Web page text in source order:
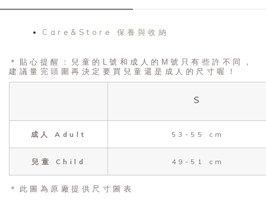
Care&Store 保養與收納
＊貼心提醒：兒童的L號和成人的M號只有些許不同，
建議量完頭圍再決定要買兒童還是成人的尺寸喔！
S
成人 Adult 53-55 cm
兒童 Child 49-51 cm
＊此圖為原廠提供尺寸圖表